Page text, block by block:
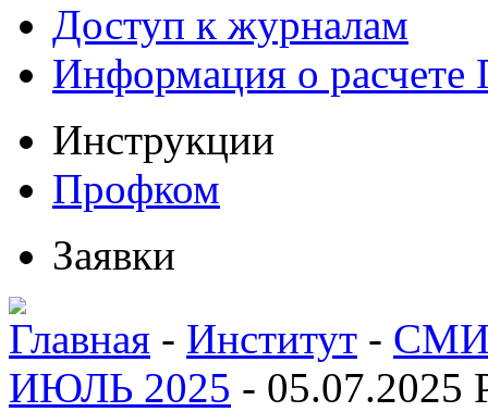
Доступ к журналам
Информация о
Инструкции
Профком
Заявки
Главная - Институт - СМИ
ИЮЛЬ 2025 - 05.07.2025